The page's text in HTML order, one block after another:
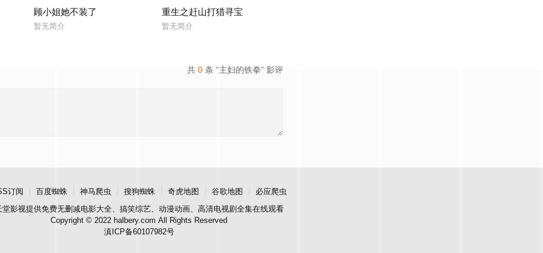
顾小姐她不装了
暂无简介
重生之赶山打猎寻宝
暂无简介
共 0 条 “主妇的铁拳” 影评
订阅 百度蜘蛛 神马爬虫 搜狗蜘蛛 奇虎地图 谷歌地图
必应爬虫
堂影视提供免费无删减电影大全、搞笑综艺、动漫动画、高清电视剧全集在线观看
Copyright © 2022 halbery.com All Rights Reserved
滇ICP备60107982号